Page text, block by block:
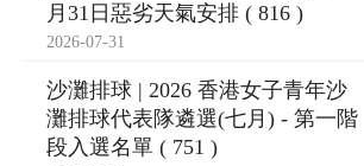
月31日惡劣天氣安排 ( 816 )
2026-07-31
沙灘排球 | 2026 香港女子青年沙
灘排球代表隊遴選(七月) - 第一階
段入選名單 ( 751 )